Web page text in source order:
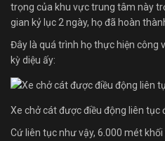
trọng của khu vực trung tâm này
gian kỷ lục 2 ngày, họ đã hoàn
Đây là quá trình họ thực hiện công
kỳ diệu ấy:
Xe chở cát được điều động liên tục
Cứ liên tục như vậy, 6.000 mét